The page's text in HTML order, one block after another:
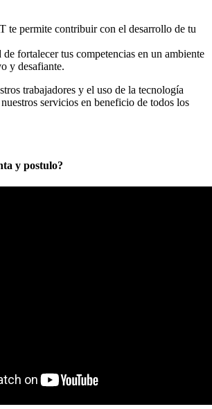
te permite contribuir con el desarrollo de tu
fortalecer tus competencias en un ambiente
y desafiante.
trabajadores y el uso de la tecnología
servicios en beneficio de todos los
y postulo?